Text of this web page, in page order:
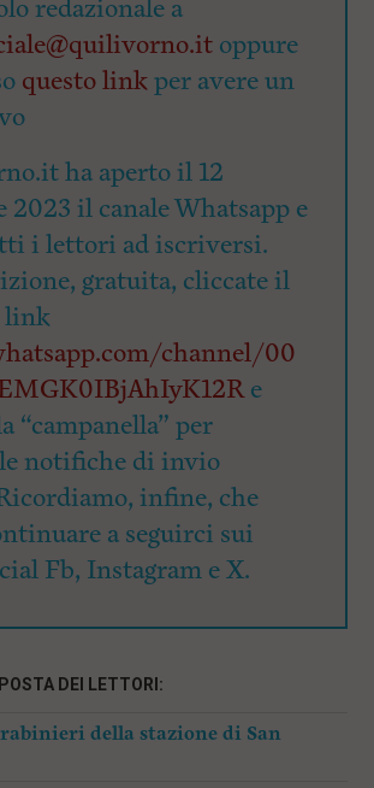
redazionale a
oppure
questo linkper avere un
ha aperto il 12
2023 il canale Whatsapp e
i lettori ad iscriversi.
gratuita, cliccate il
link
channel/00
e
“campanella” per
notifiche di invio
infine, che
a seguirci sui
Fb, Instagram e X.
DEI LETTORI:
della stazione di San